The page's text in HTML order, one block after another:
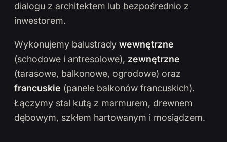
dialogu z architektem lub bezpośrednio z
inwestorem.
Wykonujemy balustrady wewnętrzne
(schodowe i antresolowe), zewnętrzne
(tarasowe, balkonowe, ogrodowe) oraz
francuskie (panele balkonów francuskich).
Łączymy stal kutą z marmurem, drewnem
dębowym, szkłem hartowanym i mosiądzem.